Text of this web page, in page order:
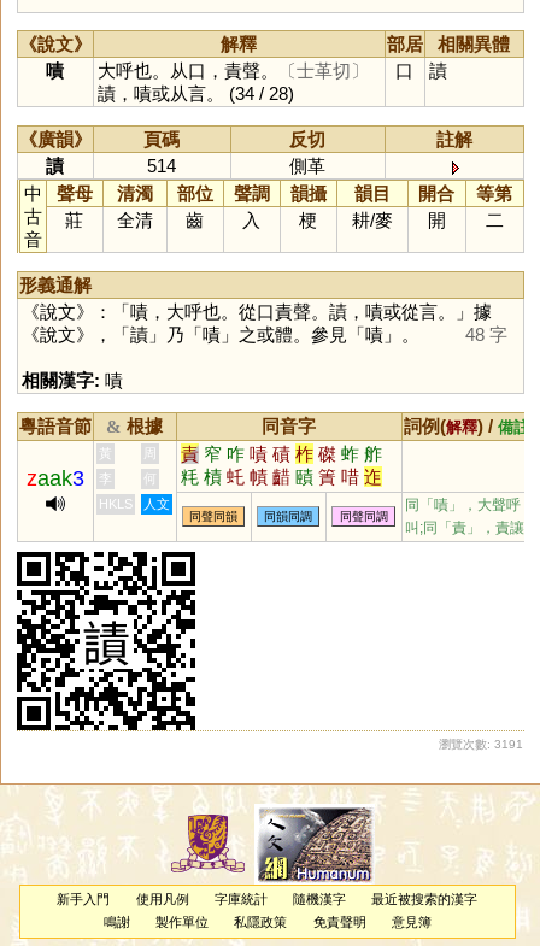
《說文》 解釋 部居
相關異體
嘖
大呼也。从口，責聲。
〔士革切〕
謮，嘖或从言。 (34 / 28)
口 謮
《廣韻》 頁碼 反切
註解
謮
514
側革
中
古
音
聲母 清濁 部位 聲調 韻攝 韻目 開合
等第
莊
全清 齒 入 梗 耕/麥 開 二
形義通解
《說文》：「嘖，大呼也。從口責聲。謮，嘖或從言。」據
《說文》，「謮」乃「嘖」之或體。參見「嘖」。 48 字
相關漢字: 嘖
粵語音節 & 根據 同音字 詞例(解釋) / 備註
zaak3
黃 周 責 窄 咋 嘖 磧 柞 磔 蚱 舴
粍 樍 虴 幘 齰 賾 簀 唶 迮
矺 岝 笮
李
何
HKLS
人文
同聲同韻 同韻同調 同聲同調
同「嘖 」，大聲呼
叫;同「責 」，責讓
瀏覽次數: 3191
新手入門 使用凡例 字庫統計 隨機漢字
最近被搜索的漢字
鳴謝
製作單位 私隱政策 免責聲明 意見簿